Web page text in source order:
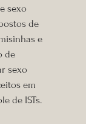
sexo
de
e
de
sexo
em
de ISTs.